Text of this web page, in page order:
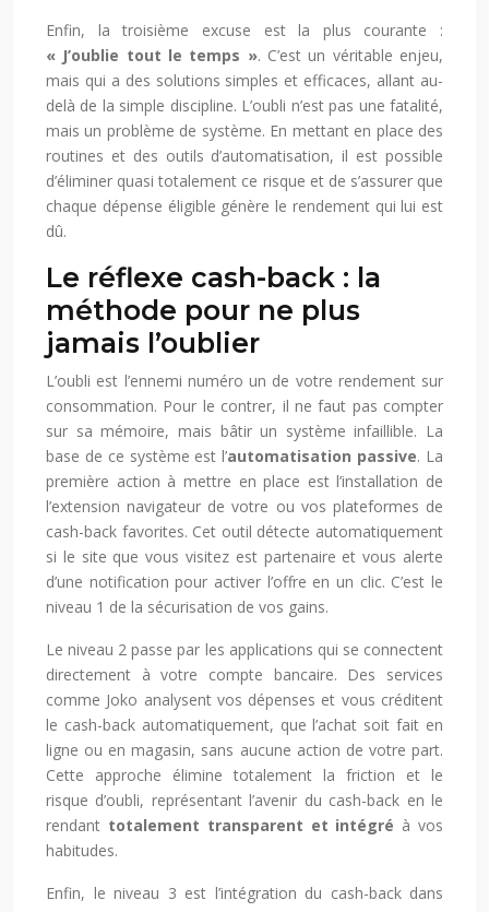
Enfin, la troisième excuse est la plus courante :
« J’oublie tout le temps ». C’est un véritable enjeu,
mais qui a des solutions simples et efficaces, allant au-
delà de la simple discipline. L’oubli n’est pas une fatalité,
mais un problème de système. En mettant en place des
routines et des outils d’automatisation, il est possible
d’éliminer quasi totalement ce risque et de s’assurer que
chaque dépense éligible génère le rendement qui lui est
dû.
Le réflexe cash-back : la
méthode pour ne plus
jamais l’oublier
L’oubli est l’ennemi numéro un de votre rendement sur
consommation. Pour le contrer, il ne faut pas compter
sur sa mémoire, mais bâtir un système infaillible. La
base de ce système est l’automatisation passive. La
première action à mettre en place est l’installation de
l’extension navigateur de votre ou vos plateformes de
cash-back favorites. Cet outil détecte automatiquement
si le site que vous visitez est partenaire et vous alerte
d’une notification pour activer l’offre en un clic. C’est le
niveau 1 de la sécurisation de vos gains.
Le niveau 2 passe par les applications qui se connectent
directement à votre compte bancaire. Des services
comme Joko analysent vos dépenses et vous créditent
le cash-back automatiquement, que l’achat soit fait en
ligne ou en magasin, sans aucune action de votre part.
Cette approche élimine totalement la friction et le
risque d’oubli, représentant l’avenir du cash-back en le
rendant totalement transparent et intégré à vos
habitudes.
Enfin, le niveau 3 est l’intégration du cash-back dans